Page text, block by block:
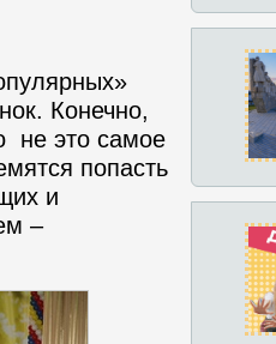
Конечно,
не это самое
попасть
и
–